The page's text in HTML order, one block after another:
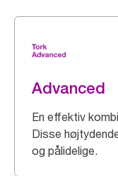
Advanced
En effektiv
Disse
og pålidelige.